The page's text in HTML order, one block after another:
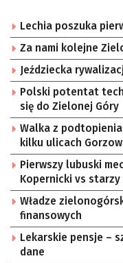
Lechia poszuka
Za nami kolejne
Jeździecka
Polski potentat
się do Zielonej Góry
Walka z
kilku ulicach
Pierwszy lubuski
Kopernicki vs starzy
Władze
finansowych
Lekarskie pensje –
dane